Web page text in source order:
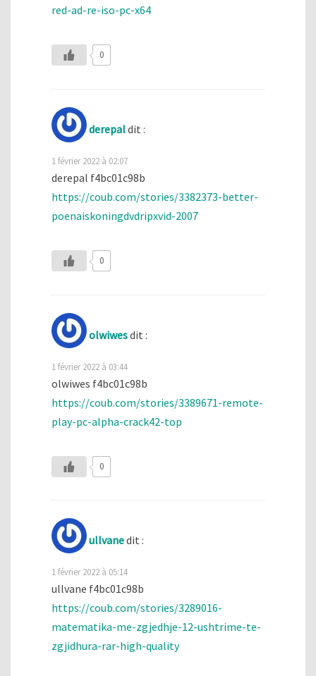
red-ad-re-iso-pc-x64
0
derepaldit :
1 février 2022 à 02:07
derepal f4bc01c98b
https://coub.com/stories/3382373-better-
poenaiskoningdvdripxvid-2007
0
olwiwesdit :
1 février 2022 à 03:44
olwiwes f4bc01c98b
https://coub.com/stories/3389671-remote-
play-pc-alpha-crack42-top
0
ullvanedit :
1 février 2022 à 05:14
ullvane f4bc01c98b
https://coub.com/stories/3289016-
matematika-me-zgjedhje-12-ushtrime-te-
zgjidhura-rar-high-quality